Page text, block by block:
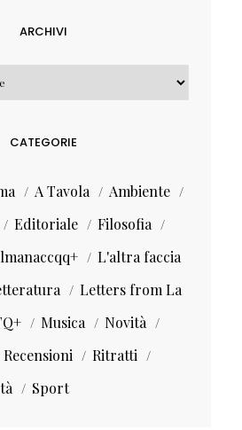
ARCHIVI
CATEGORIE
A Tavola
Ambiente
Editoriale
Filosofia
L'altra faccia
Letters from La
Musica
Novità
Recensioni
Ritratti
Sport